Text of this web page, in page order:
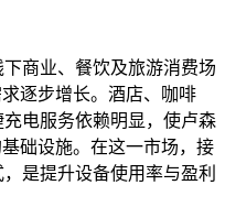
商业、餐饮及旅游消费场
逐步增长。酒店、咖啡
电服务依赖明显，使卢森
础设施。在这一市场，接
是提升设备使用率与盈利